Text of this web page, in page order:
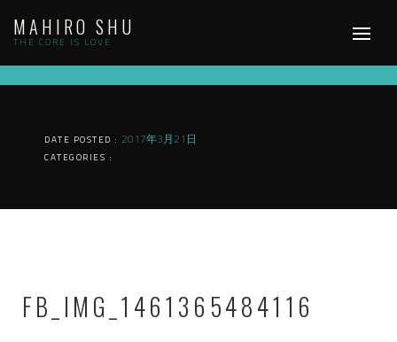
content
MAHIRO SHU
THE CORE IS LOVE
DATE POSTED : 2017年3月21日
CATEGORIES :
FB_IMG_1461365484116